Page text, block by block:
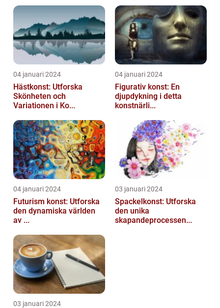
04 januari 2024
Hästkonst: Utforska
Skönheten och
Variationen i Ko...
04 januari 2024
Figurativ konst: En
djupdykning i detta
konstnärli...
04 januari 2024
Futurism konst: Utforska
den dynamiska världen
av ...
03 januari 2024
Spackelkonst: Utforska
den unika
skapandeprocessen...
03 januari 2024